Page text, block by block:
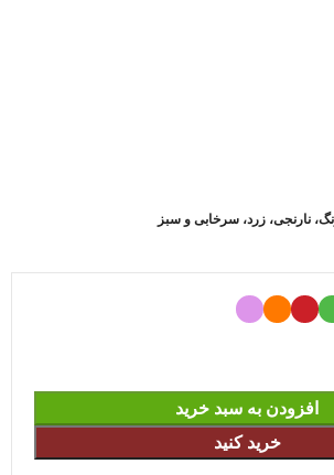
افزودن به سبد خرید
خرید کنید